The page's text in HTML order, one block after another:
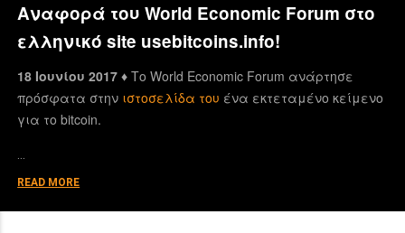
Αναφορά του World Economic Forum στο
ελληνικό site usebitcoins.info!
18 Ιουνίου 2017 ♦Το World Economic Forum ανάρτησε
πρόσφατα στην ιστοσελίδα του ένα εκτεταμένο κείμενο
για το bitcoin.
READ MORE